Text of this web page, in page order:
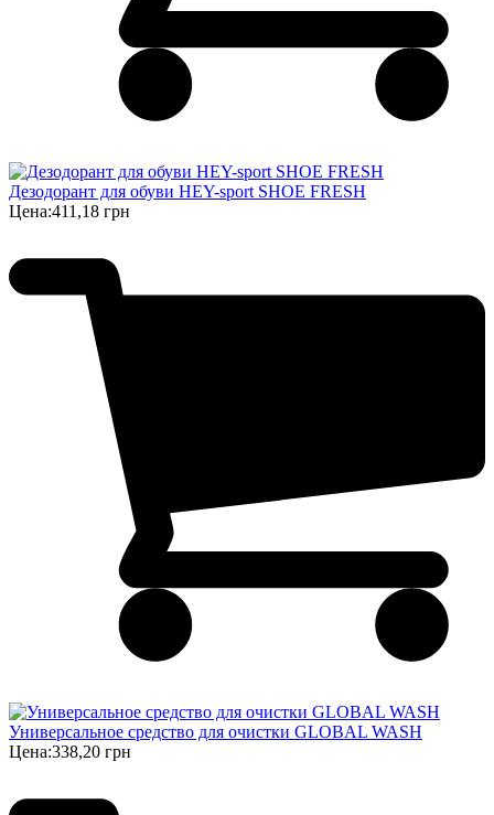
Дезодорант для обуви HEY-sport SHOE FRESH
Цена:411,18 грн
Универсальное средство для очистки GLOBAL WASH
Цена:338,20 грн